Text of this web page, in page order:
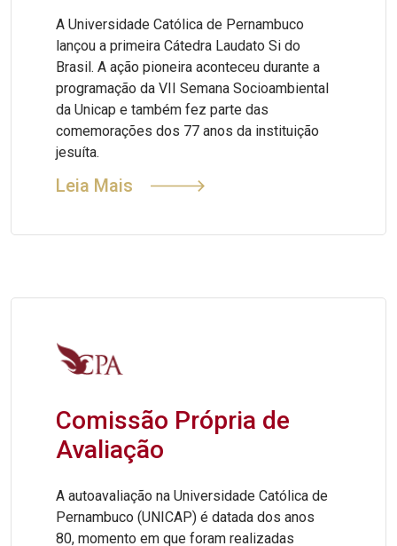
A Universidade Católica de Pernambuco
lançou a primeira Cátedra Laudato Si do
Brasil. A ação pioneira aconteceu durante a
programação da VII Semana Socioambiental
da Unicap e também fez parte das
comemorações dos 77 anos da instituição
jesuíta.
Leia Mais
Comissão Própria de
Avaliação
A autoavaliação na Universidade Católica de
Pernambuco (UNICAP) é datada dos anos
80, momento em que foram realizadas